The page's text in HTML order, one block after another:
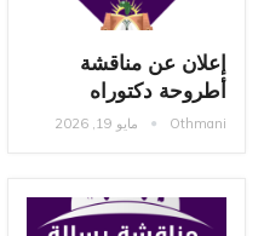
إعلان عن مناقشة
أطروحة دكتوراه
Othmani مايو 19, 2026